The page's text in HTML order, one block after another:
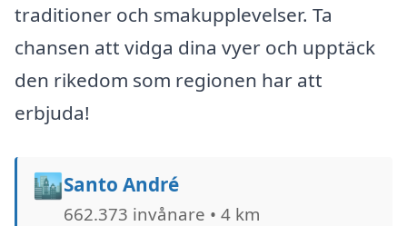
traditioner och smakupplevelser. Ta
chansen att vidga dina vyer och upptäck
den rikedom som regionen har att
erbjuda!
🏙️Santo André
662.373 invånare • 4 km